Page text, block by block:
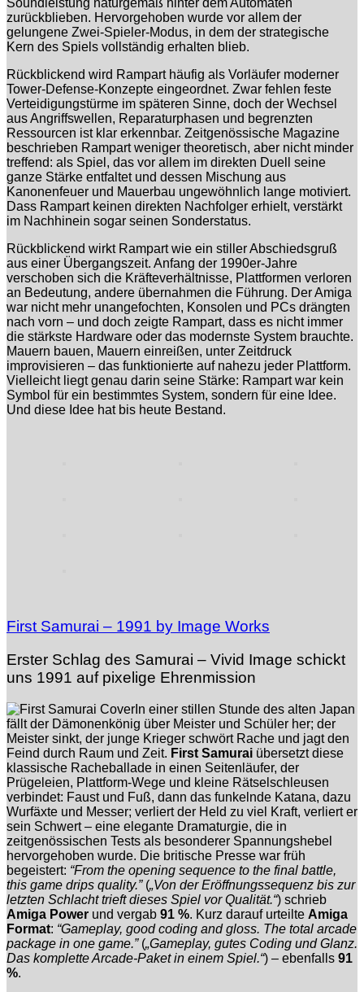
Soundleistung naturgemäß hinter dem Automaten
zurückblieben. Hervorgehoben wurde vor allem der
gelungene Zwei-Spieler-Modus, in dem der strategische
Kern des Spiels vollständig erhalten blieb.
Rückblickend wird Rampart häufig als Vorläufer moderner
Tower-Defense-Konzepte eingeordnet. Zwar fehlen feste
Verteidigungstürme im späteren Sinne, doch der Wechsel
aus Angriffswellen, Reparaturphasen und begrenzten
Ressourcen ist klar erkennbar. Zeitgenössische Magazine
beschrieben Rampart weniger theoretisch, aber nicht minder
treffend: als Spiel, das vor allem im direkten Duell seine
ganze Stärke entfaltet und dessen Mischung aus
Kanonenfeuer und Mauerbau ungewöhnlich lange motiviert.
Dass Rampart keinen direkten Nachfolger erhielt, verstärkt
im Nachhinein sogar seinen Sonderstatus.
Rückblickend wirkt Rampart wie ein stiller Abschiedsgruß
aus einer Übergangszeit. Anfang der 1990er-Jahre
verschoben sich die Kräfteverhältnisse, Plattformen verloren
an Bedeutung, andere übernahmen die Führung. Der Amiga
war nicht mehr unangefochten, Konsolen und PCs drängten
nach vorn – und doch zeigte Rampart, dass es nicht immer
die stärkste Hardware oder das modernste System brauchte.
Mauern bauen, Mauern einreißen, unter Zeitdruck
improvisieren – das funktionierte auf nahezu jeder Plattform.
Vielleicht liegt genau darin seine Stärke: Rampart war kein
Symbol für ein bestimmtes System, sondern für eine Idee.
Und diese Idee hat bis heute Bestand.
First Samurai – 1991 by Image Works
Erster Schlag des Samurai – Vivid Image schickt
uns 1991 auf pixelige Ehrenmission
In einer stillen Stunde des alten Japan
fällt der Dämonenkönig über Meister und Schüler her; der
Meister sinkt, der junge Krieger schwört Rache und jagt den
Feind durch Raum und Zeit. First Samurai übersetzt diese
klassische Racheballade in einen Seitenläufer, der
Prügeleien, Plattform-Wege und kleine Rätselschleusen
verbindet: Faust und Fuß, dann das funkelnde Katana, dazu
Wurfäxte und Messer; verliert der Held zu viel Kraft, verliert er
sein Schwert – eine elegante Dramaturgie, die in
zeitgenössischen Tests als besonderer Spannungshebel
hervorgehoben wurde. Die britische Presse war früh
begeistert: “From the opening sequence to the final battle,
this game drips quality.”(„Von der Eröffnungssequenz bis zur
letzten Schlacht trieft dieses Spiel vor Qualität.“) schrieb
Amiga Power und vergab 91 %. Kurz darauf urteilte Amiga
Format: “Gameplay, good coding and gloss. The total arcade
package in one game.”(„Gameplay, gutes Coding und Glanz.
Das komplette Arcade-Paket in einem Spiel.“) – ebenfalls 91
%.